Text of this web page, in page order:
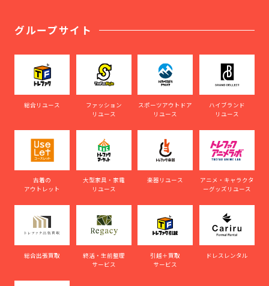
グループサイト
総合リユース
ファッション
リユース
スポーツアウトドア
リユース
ハイブランド
リユース
古着の
アウトレット
大型家具・家電
リユース
楽器リユース
アニメ・キャラクタ
ーグッズリユース
総合出張買取
終活・生前整理
サービス
引越＋買取
サービス
ドレスレンタル